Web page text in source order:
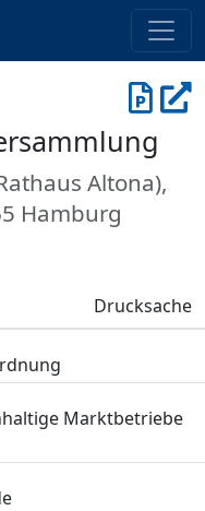
Altona),
Hamburg
Drucksache
Marktbetriebe